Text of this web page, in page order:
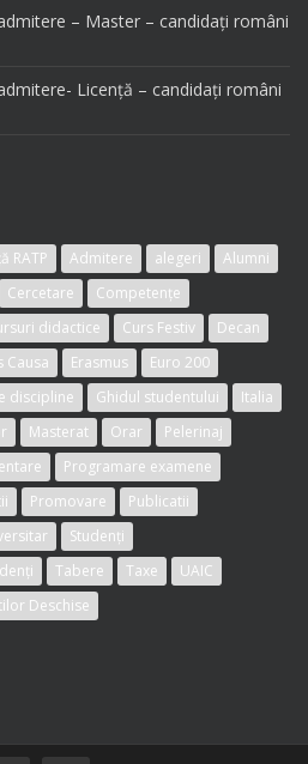
– Master – candidați români
Licență – candidați români
RATP Admitere alegeri
Alumni
Cercetare
Competențe
didactice Curs Festiv
Decan
Erasmus
Euro 200
discipline Ghidul studentului
Italia
Masterat Orar
Pelerinaj
Programare examene
Promovare
Publicatii
Studenți
Tabere Taxe
UAIC
Deschise